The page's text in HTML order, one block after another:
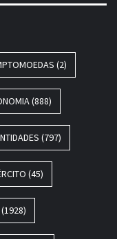
(2)
(888)
(797)
(45)
(1928)